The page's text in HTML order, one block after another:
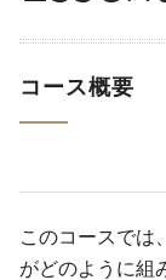
コー​​ス概要
このコースでは
がどのように組